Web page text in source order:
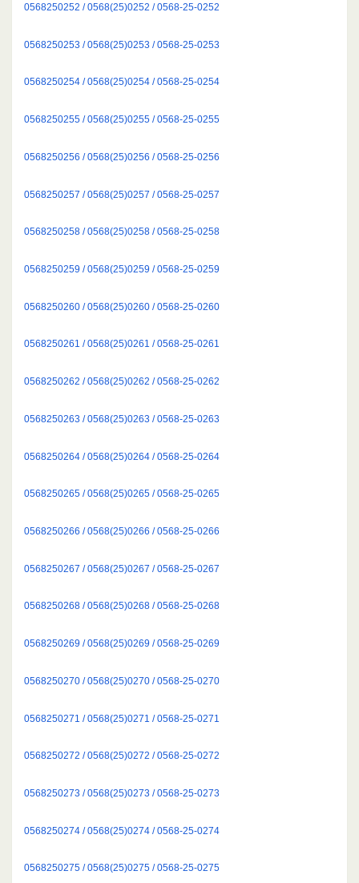
0568250252 / 0568(25)0252 / 0568-25-0252
0568250253 / 0568(25)0253 / 0568-25-0253
0568250254 / 0568(25)0254 / 0568-25-0254
0568250255 / 0568(25)0255 / 0568-25-0255
0568250256 / 0568(25)0256 / 0568-25-0256
0568250257 / 0568(25)0257 / 0568-25-0257
0568250258 / 0568(25)0258 / 0568-25-0258
0568250259 / 0568(25)0259 / 0568-25-0259
0568250260 / 0568(25)0260 / 0568-25-0260
0568250261 / 0568(25)0261 / 0568-25-0261
0568250262 / 0568(25)0262 / 0568-25-0262
0568250263 / 0568(25)0263 / 0568-25-0263
0568250264 / 0568(25)0264 / 0568-25-0264
0568250265 / 0568(25)0265 / 0568-25-0265
0568250266 / 0568(25)0266 / 0568-25-0266
0568250267 / 0568(25)0267 / 0568-25-0267
0568250268 / 0568(25)0268 / 0568-25-0268
0568250269 / 0568(25)0269 / 0568-25-0269
0568250270 / 0568(25)0270 / 0568-25-0270
0568250271 / 0568(25)0271 / 0568-25-0271
0568250272 / 0568(25)0272 / 0568-25-0272
0568250273 / 0568(25)0273 / 0568-25-0273
0568250274 / 0568(25)0274 / 0568-25-0274
0568250275 / 0568(25)0275 / 0568-25-0275